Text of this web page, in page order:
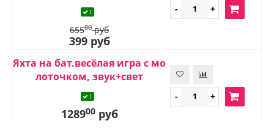
1
65500руб
399 руб
Яхта на бат.весёлая игра с мо
лоточком, звук+свет
1
128900руб